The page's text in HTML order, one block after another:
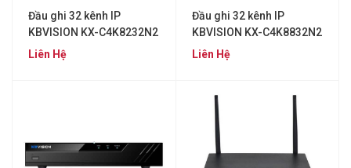
Đầu ghi 32 kênh IP
KBVISION KX-C4K8232N2
Liên Hệ
Đầu ghi 32 kênh IP
KBVISION KX-C4K8832N2
Liên Hệ